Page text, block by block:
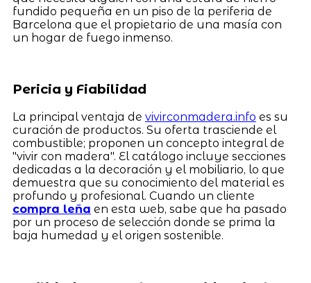
fundido pequeña en un piso de la periferia de
Barcelona que el propietario de una masía con
un hogar de fuego inmenso.
Pericia y Fiabilidad
La principal ventaja de vivirconmadera.info es su
curación de productos. Su oferta trasciende el
combustible; proponen un concepto integral de
"vivir con madera". El catálogo incluye secciones
dedicadas a la decoración y el mobiliario, lo que
demuestra que su conocimiento del material es
profundo y profesional. Cuando un cliente
compra leña en esta web, sabe que ha pasado
por un proceso de selección donde se prima la
baja humedad y el origen sostenible.